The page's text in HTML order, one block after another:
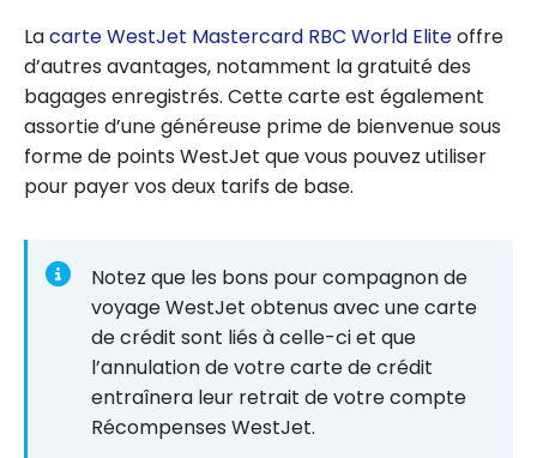
Lacarte WestJet Mastercard RBC World Eliteoffre
d’autres avantages, notamment la gratuité des
bagages enregistrés. Cette carte est également
assortie d’une généreuse prime de bienvenue sous
forme de points WestJet que vous pouvez utiliser
pour payer vos deux tarifs de base.
Notez que les bons pour compagnon de
voyage WestJet obtenus avec une carte
de crédit sont liés à celle-ci et que
l’annulation de votre carte de crédit
entraînera leur retrait de votre compte
Récompenses WestJet.